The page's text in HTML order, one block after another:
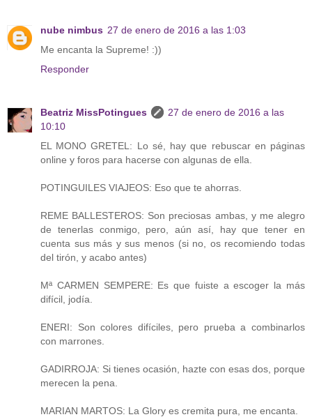
nube nimbus 27 de enero de 2016 a las 1:03
Me encanta la Supreme! :))
Responder
Beatriz MissPotingues
27 de enero de 2016 a las
10:10
EL MONO GRETEL: Lo sé, hay que rebuscar en páginas
online y foros para hacerse con algunas de ella.
POTINGUILES VIAJEOS: Eso que te ahorras.
REME BALLESTEROS: Son preciosas ambas, y me alegro
de tenerlas conmigo, pero, aún así, hay que tener en
cuenta sus más y sus menos (si no, os recomiendo todas
del tirón, y acabo antes)
Mª CARMEN SEMPERE: Es que fuiste a escoger la más
difícil, jodía.
ENERI: Son colores difíciles, pero prueba a combinarlos
con marrones.
GADIRROJA: Si tienes ocasión, hazte con esas dos, porque
merecen la pena.
MARIAN MARTOS: La Glory es cremita pura, me encanta.